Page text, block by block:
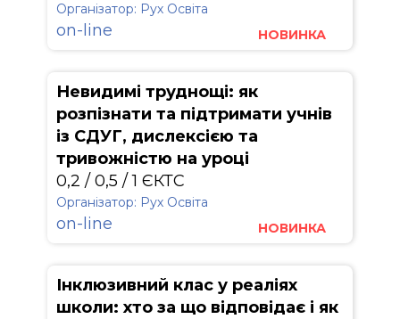
Організатор: Рух Освіта
on-line НОВИНКА
Невидимі труднощі: як
розпізнати та підтримати учнів
із СДУГ, дислексією та
тривожністю на уроці
0,2 / 0,5 / 1 ЄКТС
Організатор: Рух Освіта
on-line НОВИНКА
Інклюзивний клас у реаліях
школи: хто за що відповідає і як